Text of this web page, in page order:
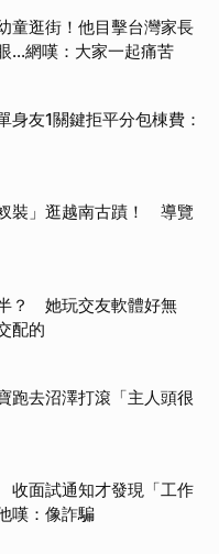
童逛街！他目擊台灣家長
...網嘆：大家一起痛苦
身友1關鍵拒平分包棟費：
裝」逛越南古蹟！ 導覽
？ 她玩交友軟體好無
配的
去沼澤打滾「主人頭很
面試通知才發現「工作
嘆：像詐騙